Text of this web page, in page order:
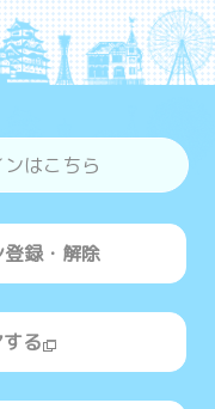
はこちら
録・解除
る